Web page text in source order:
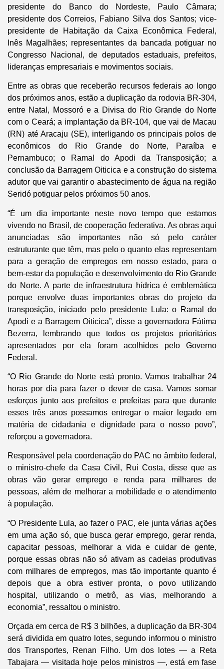
presidente do Banco do Nordeste, Paulo Câmara;
presidente dos Correios, Fabiano Silva dos Santos; vice-
presidente de Habitação da Caixa Econômica Federal,
Inês Magalhães; representantes da bancada potiguar no
Congresso Nacional, de deputados estaduais, prefeitos,
lideranças empresariais e movimentos sociais.
Entre as obras que receberão recursos federais ao longo
dos próximos anos, estão a duplicação da rodovia BR-304,
entre Natal, Mossoró e a Divisa do Rio Grande do Norte
com o Ceará; a implantação da BR-104, que vai de Macau
(RN) até Aracaju (SE), interligando os principais polos de
econômicos do Rio Grande do Norte, Paraíba e
Pernambuco; o Ramal do Apodi da Transposição; a
conclusão da Barragem Oiticica e a construção do sistema
adutor que vai garantir o abastecimento de água na região
Seridó potiguar pelos próximos 50 anos.
“É um dia importante neste novo tempo que estamos
vivendo no Brasil, de cooperação federativa. As obras aqui
anunciadas são importantes não só pelo caráter
estruturante que têm, mas pelo o quanto elas representam
para a geração de empregos em nosso estado, para o
bem-estar da população e desenvolvimento do Rio Grande
do Norte. A parte de infraestrutura hídrica é emblemática
porque envolve duas importantes obras do projeto da
transposição, iniciado pelo presidente Lula: o Ramal do
Apodi e a Barragem Oiticica”, disse a governadora Fátima
Bezerra, lembrando que todos os projetos prioritários
apresentados por ela foram acolhidos pelo Governo
Federal.
“O Rio Grande do Norte está pronto. Vamos trabalhar 24
horas por dia para fazer o dever de casa. Vamos somar
esforços junto aos prefeitos e prefeitas para que durante
esses três anos possamos entregar o maior legado em
matéria de cidadania e dignidade para o nosso povo”,
reforçou a governadora.
Responsável pela coordenação do PAC no âmbito federal,
o ministro-chefe da Casa Civil, Rui Costa, disse que as
obras vão gerar emprego e renda para milhares de
pessoas, além de melhorar a mobilidade e o atendimento
à população.
“O Presidente Lula, ao fazer o PAC, ele junta várias ações
em uma ação só, que busca gerar emprego, gerar renda,
capacitar pessoas, melhorar a vida e cuidar de gente,
porque essas obras não só ativam as cadeias produtivas
com milhares de empregos, mas tão importante quanto é
depois que a obra estiver pronta, o povo utilizando
hospital, utilizando o metrô, as vias, melhorando a
economia”, ressaltou o ministro.
Orçada em cerca de R$ 3 bilhões, a duplicação da BR-304
será dividida em quatro lotes, segundo informou o ministro
dos Transportes, Renan Filho. Um dos lotes — a Reta
Tabajara — visitada hoje pelos ministros —, está em fase